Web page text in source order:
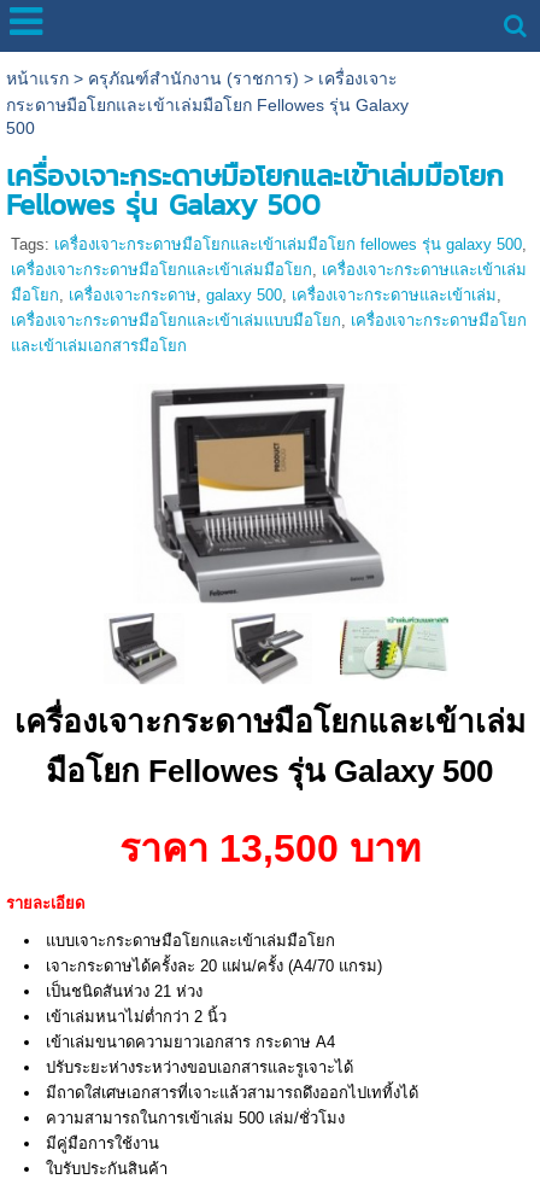
หน้าแรก> ครุภัณฑ์สำนักงาน (ราชการ) > เครื่องเจาะ
กระดาษมือโยกและเข้าเล่มมือโยก Fellowes รุ่น Galaxy
500
เครื่องเจาะกระดาษมือโยกและเข้าเล่มมือโยก
Fellowes รุ่น Galaxy 500
Tags: เครื่องเจาะกระดาษมือโยกและเข้าเล่มมือโยก fellowes รุ่น galaxy 500,
เครื่องเจาะกระดาษมือโยกและเข้าเล่มมือโยก, เครื่องเจาะกระดาษและเข้าเล่ม
มือโยก, เครื่องเจาะกระดาษ, galaxy 500, เครื่องเจาะกระดาษและเข้าเล่ม,
เครื่องเจาะกระดาษมือโยกและเข้าเล่มแบบมือโยก, เครื่องเจาะกระดาษมือโยก
และเข้าเล่มเอกสารมือโยก
เครื่องเจาะกระดาษมือโยกและเข้าเล่ม
มือโยก Fellowes รุ่น Galaxy 500
ราคา 13,500 บาท
รายละเอียด
แบบเจาะกระดาษมือโยกและเข้าเล่มมือโยก
เจาะกระดาษได้ครั้งละ 20 แผ่น/ครั้ง (A4/70 แกรม)
เป็นชนิดสันห่วง 21 ห่วง
เข้าเล่มหนาไม่ต่ำกว่า 2 นิ้ว
เข้าเล่มขนาดความยาวเอกสาร กระดาษ A4
ปรับระยะห่างระหว่างขอบเอกสารและรูเจาะได้
มีถาดใส่เศษเอกสารที่เจาะแล้วสามารถดึงออกไปเททิ้งได้
ความสามารถในการเข้าเล่ม 500 เล่ม/ชั่วโมง
มีคู่มือการใช้งาน
ใบรับประกันสินค้า